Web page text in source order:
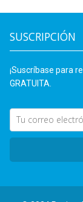
SUSCRIPCIÓN
¡Suscríbase para
GRATUITA.